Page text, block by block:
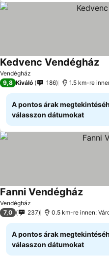
Vendégház
Kedvenc Vendégház
9,8 Kiváló 186 1.5 km-re
A pontos árak
válasszon dátumokat
Vendégház
Fanni VendégházÁrak
7,0 237 0.5 km-re innen:
A pontos árak
válasszon dátumokat